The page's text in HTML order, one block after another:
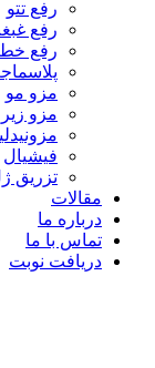
رفع تتو
رفع
رفع
مزو مو
مزو
فیشیال
تزریق
مقالات
درباره ما
تماس با ما
دریافت نوبت